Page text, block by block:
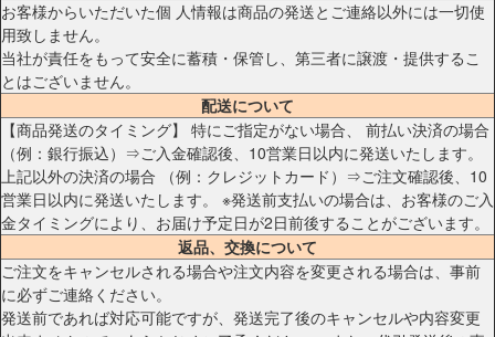
お客様からいただいた個 人情報は商品の発送とご連絡以外には一切使
用致しません。
当社が責任をもって安全に蓄積・保管し、第三者に譲渡・提供するこ
とはございません。
配送について
【商品発送のタイミング】 特にご指定がない場合、 前払い決済の場合
（例：銀行振込）⇒ご入金確認後、10営業日以内に発送いたします。
上記以外の決済の場合 （例：クレジットカード）⇒ご注文確認後、10
営業日以内に発送いたします。 ※発送前支払いの場合は、お客様のご入
金タイミングにより、お届け予定日が2日前後することがございます。
返品、交換について
ご注文をキャンセルされる場合や注文内容を変更される場合は、事前
に必ずご連絡ください。
発送前であれば対応可能ですが、発送完了後のキャンセルや内容変更